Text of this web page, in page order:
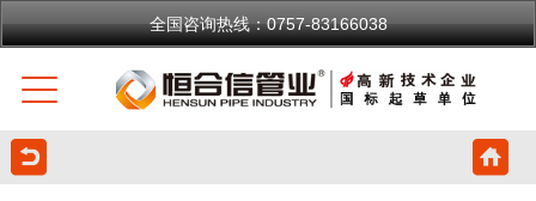
全国咨询热线：0757-83166038